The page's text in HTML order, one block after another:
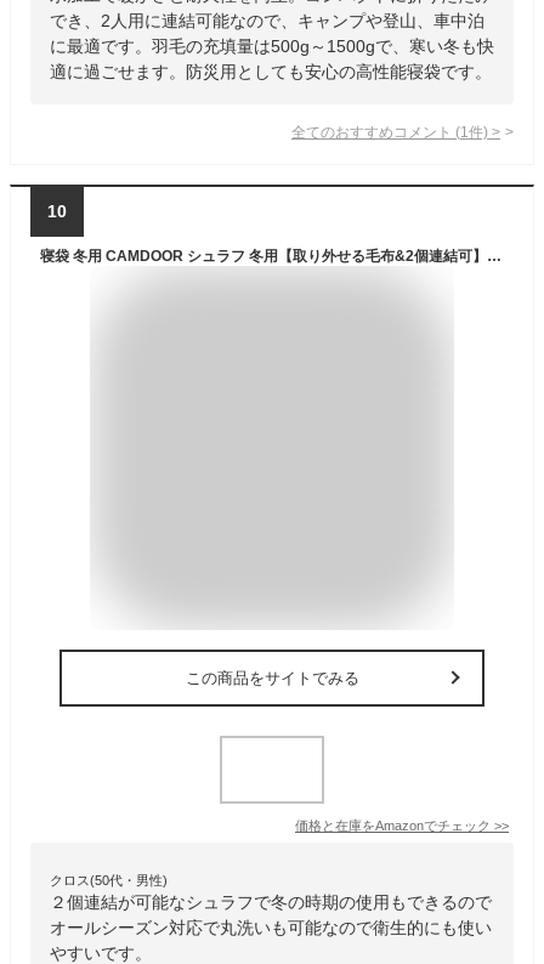
でき、2人用に連結可能なので、キャンプや登山、車中泊
に最適です。羽毛の充填量は500g～1500gで、寒い冬も快
適に過ごせます。防災用としても安心の高性能寝袋です。
全てのおすすめコメント (1 件) >
10
寝袋 冬用 CAMDOOR シュラフ 冬用【取り外せる毛布&2個連結可】寝袋 オールシーズン 320T防水 6in1多機能 快適温度-15℃~20℃ 2.5kg 3.0kg 3.5kg 保温 収納パック付き 封筒型 丸洗い 車中泊 登山 防災用 避難用 アウトドア キャンプ用 来客用 ドライブ旅行 室内 洗濯可能 春用 夏用 秋用 冬用
この商品をサイトでみる
価格と在庫をAmazonでチェック >>
クロス(50代・男性)
２個連結が可能なシュラフで冬の時期の使用もできるので
オールシーズン対応で丸洗いも可能なので衛生的にも使い
やすいです。